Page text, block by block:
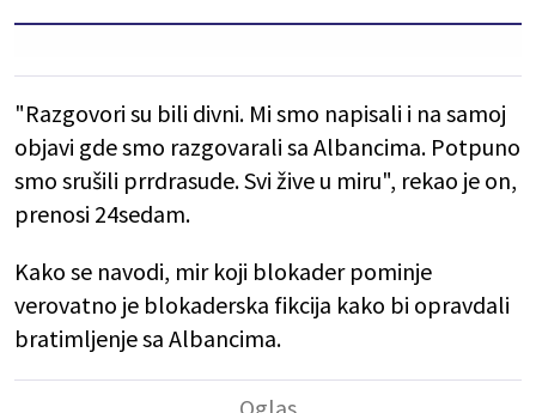
"Razgovori su bili divni. Mi smo napisali i na samoj
objavi gde smo razgovarali sa Albancima. Potpuno
smo srušili prrdrasude. Svi žive u miru", rekao je on,
prenosi 24sedam.
Kako se navodi, mir koji blokader pominje
verovatno je blokaderska fikcija kako bi opravdali
bratimljenje sa Albancima.